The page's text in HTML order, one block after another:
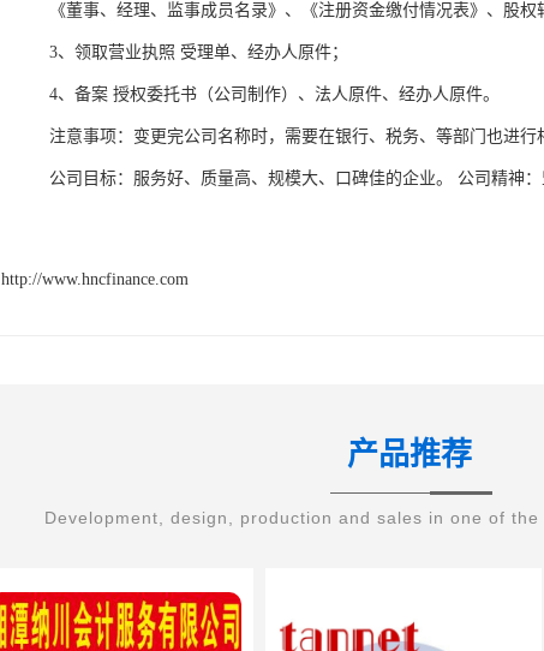
《董事、经理、监事成员名录》、《注册资金缴付情况表》、股权
3、领取营业执照 受理单、经办人原件；
4、备案 授权委托书（公司制作）、法人原件、经办人原件。
注意事项：变更完公司名称时，需要在银行、税务、等部门也进行
公司目标：服务好、质量高、规模大、口碑佳的企业。 公司精神：
http://www.hncfinance.com
产品推荐
Development, design, production and sales in one of